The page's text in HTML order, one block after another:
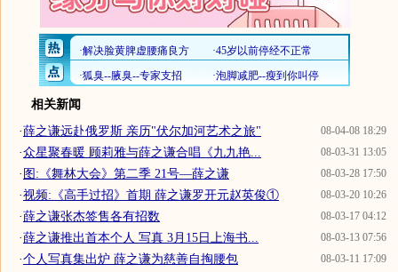
相关新闻
08-04-08 18:29
·薛之谦远赴俄罗斯 亲历"伏尔加河艺术之旅"
08-03-31 13:05
·众星聚春暖 顾莉雅与薛之谦合唱《九九艳...
08-03-28 17:50
·图:《舞林大会》第二季 21号—薛之谦
08-03-20 10:26
·视频:《高手过招》首期 薛之谦罗开元赵英俊①
08-03-17 04:12
·薛之谦张杰签售各有招数
08-03-13 07:56
·薛之谦推出首本个人 写真 3月15日上海书...
08-03-11 17:09
·个人写真集出炉 薛之谦为慈善自掏腰包